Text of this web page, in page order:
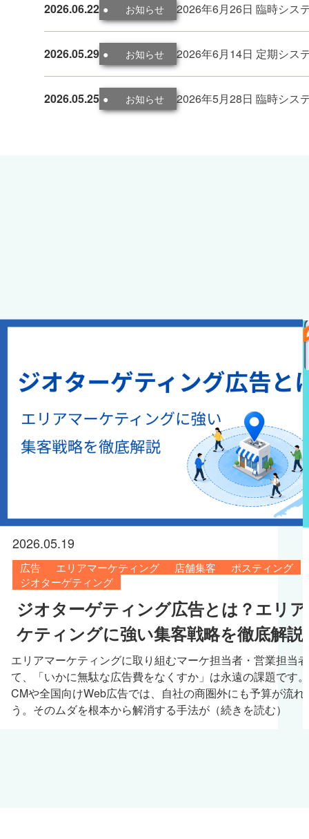
2026.06.22 お知らせ 2026年6月26日 臨時シス
2026.05.29 お知らせ 2026年6月14日 定期シス
2026.05.25 お知らせ 2026年5月28日 臨時シス
2026.05.19
広告 エリアマーケティング 店舗集客
ポスティング
ジオターゲティング
ジオターゲティング広告とは？エリ
ケティングに強い集客戦略を徹底解説
エリアマーケティングに取り組むマーケ担当者・営業担当
て、「いかに無駄な広告費をなくすか」は永遠の課題です
CMや全国向けWeb広告では、自社の商圏外にも予算が流れ
う。そのムダを根本から解消する手法が（続きを読む）